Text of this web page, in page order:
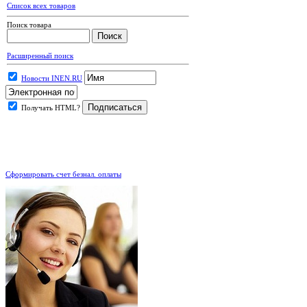
Список всех товаров
Поиск товара
Расширенный поиск
Новости INEN.RU
Получать HTML?
Сформировать счет безнал. оплаты